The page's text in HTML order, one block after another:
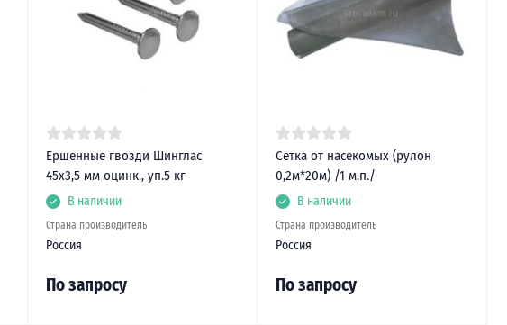
Ершенные гвозди Шинглас
45х3,5 мм оцинк., уп.5 кг
В наличии
Страна производитель
Россия
По запросу
Сетка от насекомых (рулон
0,2м*20м) /1 м.п./
В наличии
Страна производитель
Россия
По запросу